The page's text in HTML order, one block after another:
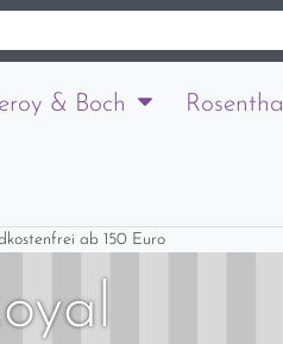
& Boch Rosenthal
ab 150 Euro